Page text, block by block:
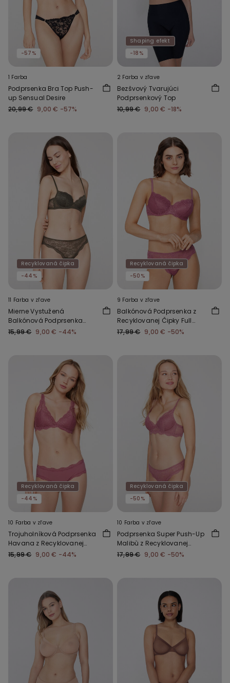
-57%
1 Farba
Podprsenka Bra Top Push-
up Sensual Desire
20,99 € 9,00 € -57%
Shaping efekt
-18%
2 Farba v zľave
Bezšvový Tvarujúci
Podprsenkový Top
10,99 € 9,00 € -18%
Recyklovaná čipka
-44%
11 Farba v zľave
Mierne Vystužená
Balkónová Podprsenka
Wien z Recyklovanej Čipky
15,99 € 9,00 € -44%
Recyklovaná čipka
-50%
9 Farba v zľave
Balkónová Podprsenka z
Recyklovanej Čipky Full
Coverage Prague
17,99 € 9,00 € -50%
Recyklovaná čipka
-44%
10 Farba v zľave
Trojuholníková Podprsenka
Havana z Recyklovanej
Čipky
15,99 € 9,00 € -44%
Recyklovaná čipka
-50%
10 Farba v zľave
Podprsenka Super Push-Up
Malibù z Recyklovanej
Čipky
17,99 € 9,00 € -50%